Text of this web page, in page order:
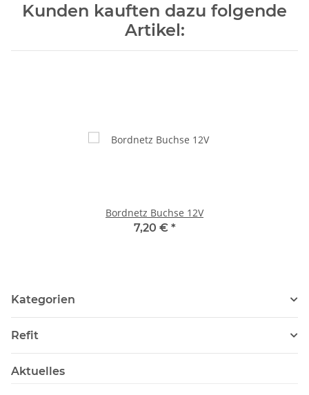
Kunden kauften dazu folgende
Artikel:
Bordnetz Buchse 12V
7,20 € *
Kategorien
Refit
Aktuelles